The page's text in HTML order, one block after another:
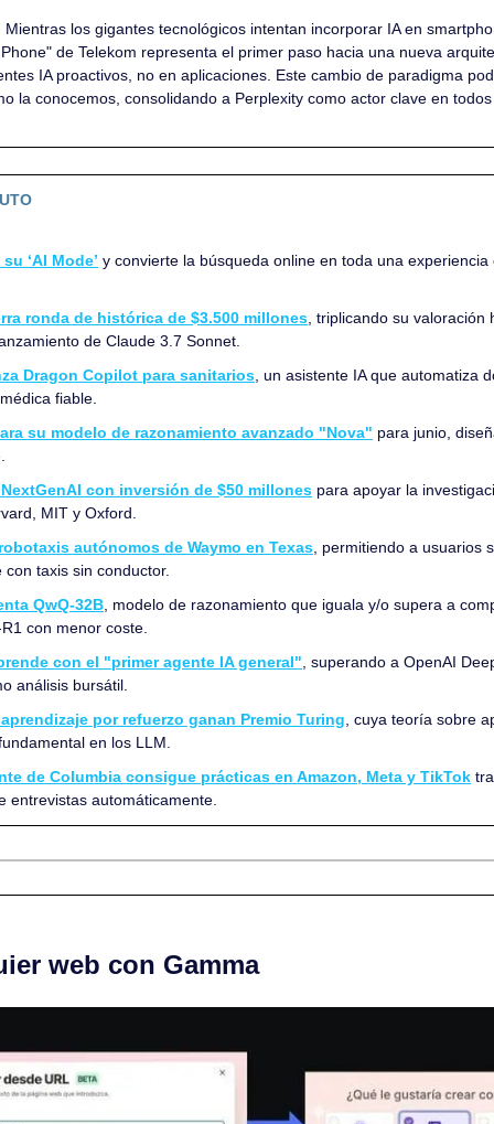
Mientras los gigantes tecnológicos intentan incorporar IA en
de Telekom representa el primer paso hacia una nueva
IA proactivos, no en aplicaciones. Este cambio de paradigma
la conocemos, consolidando a Perplexity como actor clave en
‘AI Mode’ y convierte la búsqueda online en toda una
ronda de histórica de $3.500 millones , triplicando su valoración
de Claude 3.7 Sonnet.
Dragon Copilot para sanitarios , un asistente IA que automatiza
fiable.
su modelo de razonamiento avanzado "Nova" para junio,
con inversión de $50 millones para apoyar la
MIT y Oxford.
autónomos de Waymo en Texas , permitiendo a usuarios
taxis sin conductor.
QwQ-32B , modelo de razonamiento que iguala y/o supera a
con menor coste.
con el "primer agente IA general" , superando a OpenAI
análisis bursátil.
por refuerzo ganan Premio Turing , cuya teoría sobre
en los LLM.
de Columbia consigue prácticas en Amazon, Meta y TikTok
entrevistas automáticamente.
web con Gamma